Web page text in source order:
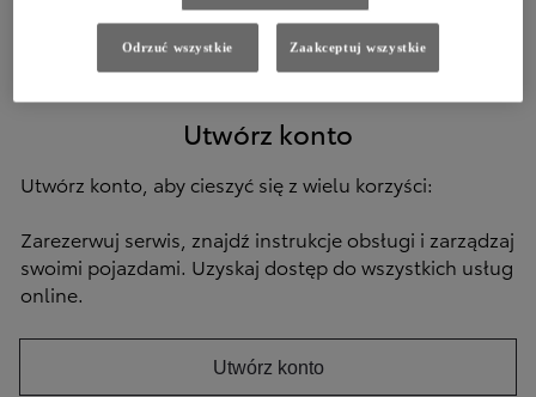
Utwórz konto
Utwórz konto, aby cieszyć się z wielu korzyści:
Zarezerwuj serwis, znajdź instrukcje obsługi i zarządzaj
swoimi pojazdami. Uzyskaj dostęp do wszystkich usług
online.
Utwórz konto
Odrzuć wszystkie Zaakceptuj wszystkie